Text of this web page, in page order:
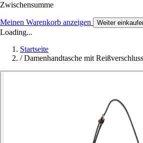
Zwischensumme
Meinen Warenkorb anzeigen Weiter
Loading...
Startseite
/ Damenhandtasche mit